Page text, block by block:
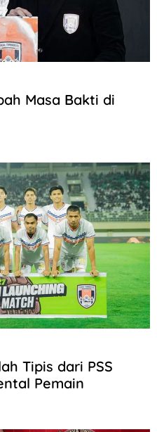
Masa Bakti di
Tipis dari PSS
Pemain